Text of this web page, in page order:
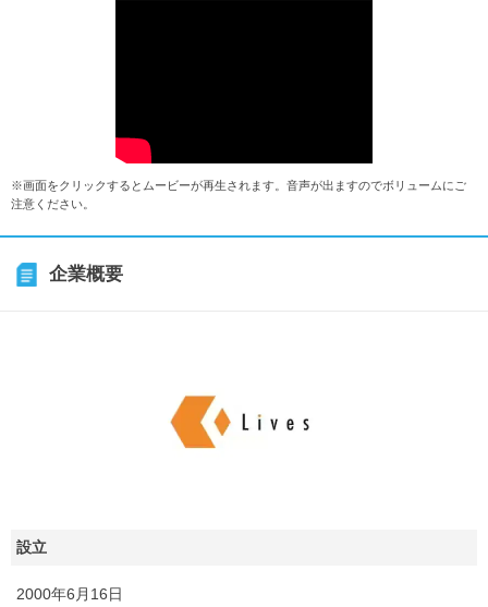
※画面をクリックするとムービーが再生されます。音声が出ますのでボリュームにご
注意ください。
企業概要
設立
2000年6月16日